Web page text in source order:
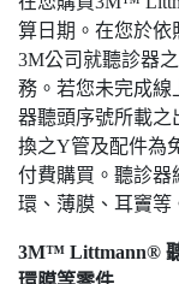
算日期。在您於依
3M公司就聽診器
務。若您未完成線
器聽頭序號所載之
換之Y管及配件為
付費購買。聽診
環、薄膜、耳竇等
3M™ Littmann®